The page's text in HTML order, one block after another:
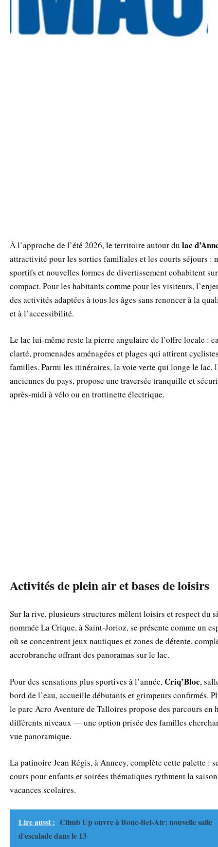
À l’approche de l’été 2026, le territoire autour du lac
attractivité pour les sorties familiales et les courts séjours :
sportifs et nouvelles formes de divertissement cohabitent
compact. Pour les habitants comme pour les visiteurs,
des activités adaptées à tous les âges sans renoncer à la
et à l’accessibilité.
Le lac lui‑même reste la pierre angulaire de l’offre locale :
clarté, promenades aménagées et plages qui attirent
familles. Parmi les itinéraires, la voie verte qui longe le lac,
anciennes du pays, propose une traversée tranquille et
après‑midi à vélo ou en trottinette électrique.
Activités de plein air et bases de loisirs
Sur la rive, plusieurs structures mêlent loisirs et respect du
nommée La Crique, à Saint‑Jorioz, se présente comme un
où se concentrent jeux nautiques et zones de détente,
accrobranche offrant des panoramas sur le lac.
Pour des sensations plus sportives à l’année, Criq’Bloc,
bord de l’eau, accueille débutants et grimpeurs confirmés.
le parc Acro Aventure de Talloires propose des parcours en
différents niveaux — une option prisée des familles
vue panoramique.
La patinoire Jean Régis, à Annecy, complète cette palette :
cours pour enfants et soirées thématiques rythment la
vacances scolaires.
Lire aussi : Climb Up ouvre à Bouc-Bel-Air: nouvelle salle
d'escalade dans le 13